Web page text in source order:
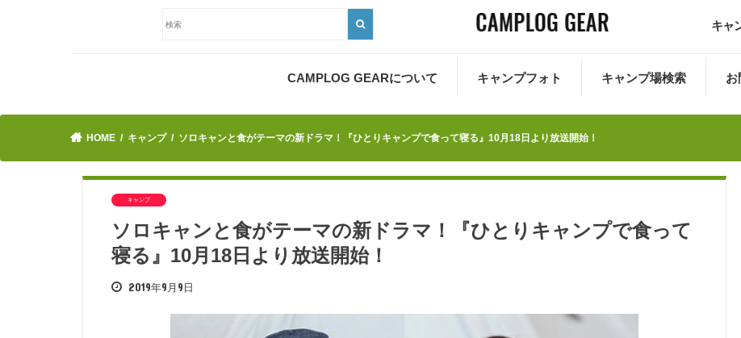
キャ
CAMPLOG GEARについて キャンプフォト キャンプ場検索 お
HOME キャンプ ソロキャンと食がテーマの新ドラマ！『ひとりキャンプで食って寝る』10月18日より放送開始！
キャンプ
ソロキャンと食がテーマの新ドラマ！『ひとりキャンプで食って
寝る』10月18日より放送開始！
2019年9月9日